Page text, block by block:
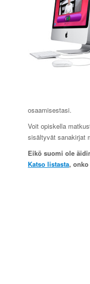
osaamisestasi.
Voit opiskella
sisältyvät sanakirjat
Eikö suomi ole
Katso listasta,